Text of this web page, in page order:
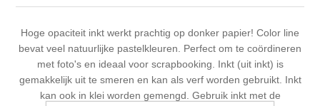
Inkleuren
Ranger
Staedtler
kaarten 2022
Art journal 2022
Hoge opaciteit inkt werkt prachtig op donker papier! Color line
bevat veel natuurlijke pastelkleuren. Perfect om te coördineren
met foto's en ideaal voor scrapbooking. Inkt (uit inkt) is
gemakkelijk uit te smeren en kan als verf worden gebruikt. Inkt
kan ook in klei worden gemengd. Gebruik inkt met de